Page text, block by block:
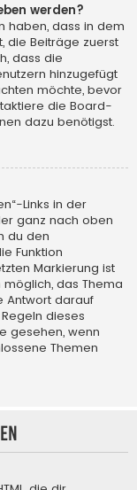
werden?
haben, dass in dem
die Beiträge zuerst
dass die
hinzugefügt
möchte, bevor
die Board-
dazu benötigst.
Links in der
ganz nach oben
du den
Funktion
Markierung ist
das Thema
Antwort darauf
dieses
gesehen, wenn
Themen